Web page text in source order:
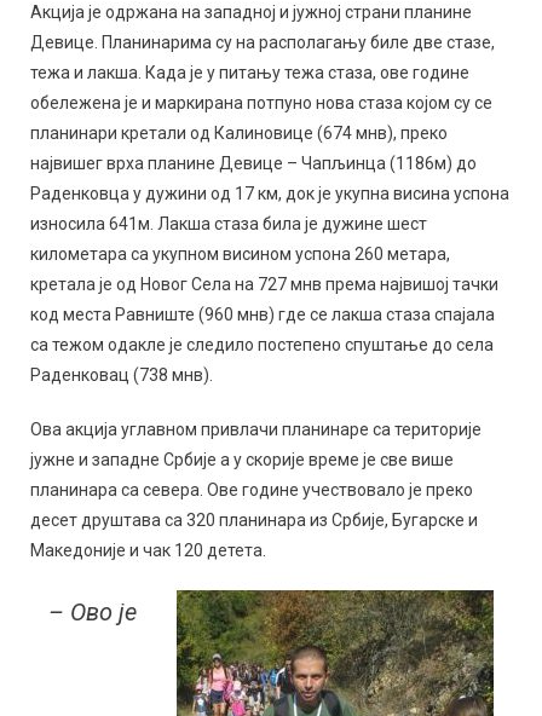
Акција је одржана на западној и јужној страни планине
Девице. Планинарима су на располагању биле две стазе,
тежа и лакша. Када је у питању тежа стаза, ове године
обележена је и маркирана потпуно нова стаза којом су се
планинари кретали од Калиновице (674 мнв), преко
највишег врха планине Девице – Чапљинца (1186м) до
Раденковца у дужини од 17 км, док је укупна висина успона
износила 641м. Лакша стаза била је дужине шест
километара са укупном висином успона 260 метара,
кретала је од Новог Села на 727 мнв према највишој тачки
код места Равниште (960 мнв) где се лакша стаза спајала
са тежом одакле је следило постепено спуштање до села
Раденковац (738 мнв).
Ова акција углавном привлачи планинаре са територије
јужне и западне Србије а у скорије време је све више
планинара са севера. Ове године учествовало је преко
десет друштава са 320 планинара из Србије, Бугарске и
Македоније и чак 120 детета.
– Ово је